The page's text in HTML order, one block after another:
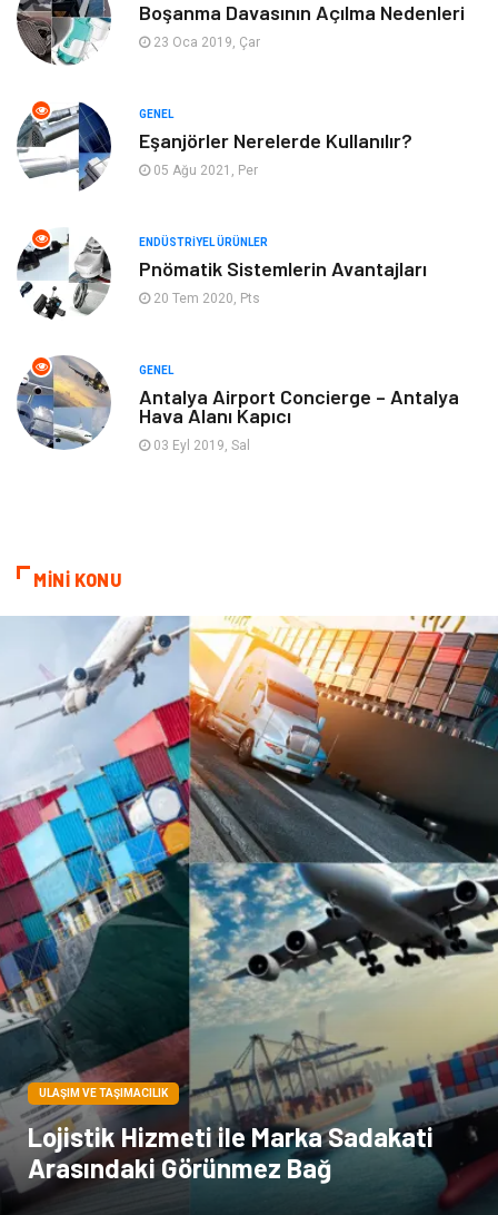
Emlak Maden ve Metal
Mobilya Hizmet
Endüstriyel Ürünler
Aksesuar Bahçe Ev
Ambalaj
Markalar
Telekomünikasyon Basın Yayın
Dernekler ve Birlikler
Kiralama Servisleri Alüminyum
Doğal Enerji Kaynakları İşitme
Hediyelik Eşya Veteriner
Pazarlama Moda
Boşanma Davasının Açılma Nedenleri
23 Oca 2019, Çar
GENEL
Eşanjörler Nerelerde Kullanılır?
05 Ağu 2021, Per
ENDÜSTRIYEL ÜRÜNLER
Pnömatik Sistemlerin Avantajları
20 Tem 2020, Pts
GENEL
Antalya Airport Concierge – Antalya
Hava Alanı Kapıcı
03 Eyl 2019, Sal
MİNİ KONU
ULAŞIM VE TAŞIMACILIK
Lojistik Hizmeti ile Marka Sadakati
Arasındaki Görünmez Bağ